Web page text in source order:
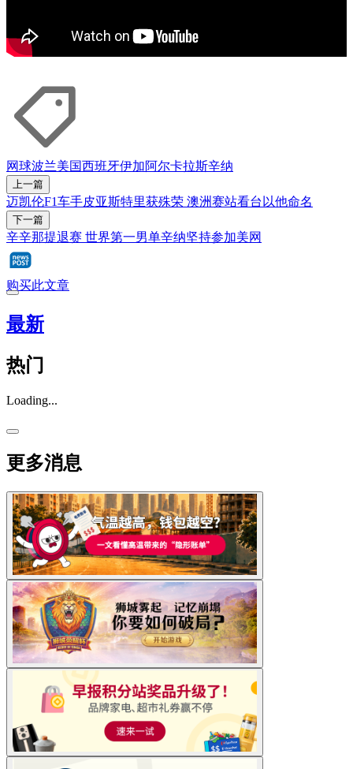
网球波兰美国西班牙伊加阿尔卡拉斯辛纳
上一篇
迈凯伦F1车手皮亚斯特里获殊荣 澳洲赛站看台以他命名
下一篇
辛辛那提退赛 世界第一男单辛纳坚持参加美网
购买此文章
最新
热门
Loading...
更多消息